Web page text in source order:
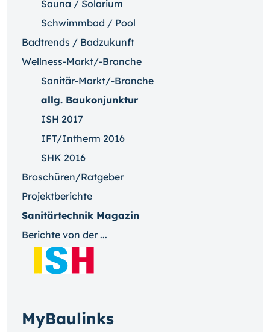
Sauna / Solarium
Schwimmbad / Pool
Badtrends / Badzukunft
Wellness-Markt/-Branche
Sanitär-Markt/-Branche
allg. Baukonjunktur
ISH 2017
IFT/Intherm 2016
SHK 2016
Broschüren/Ratgeber
Projektberichte
Sanitärtechnik Magazin
Berichte von der ...
MyBaulinks